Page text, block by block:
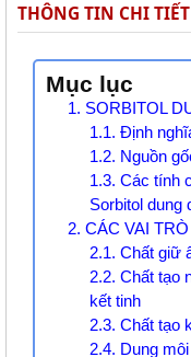
THÔNG TIN CHI TIẾT
Mục lục
1. SORBITOL
1.1. Định
1.2. Nguồn
1.3. Các tính
Sorbitol dung
2. CÁC VAI
2.1. Chất giữ
2.2. Chất tạo
kết tinh
2.3. Chất tạo
2.4. Dung